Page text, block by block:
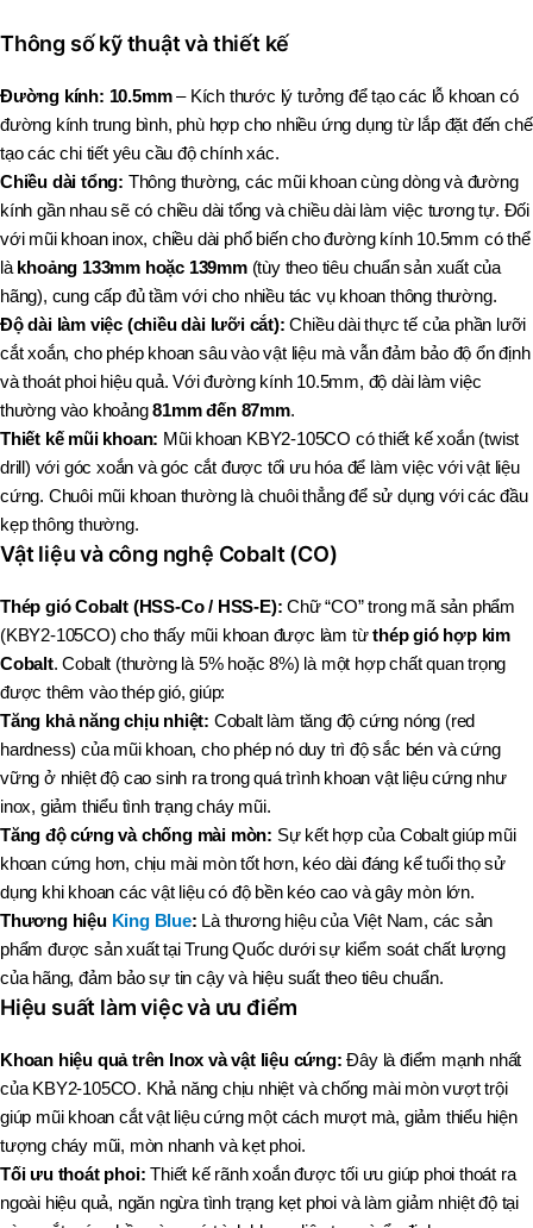
Thông số kỹ thuật và thiết kế
Đường kính: 10.5mm– Kích thước lý tưởng để tạo các lỗ khoan có
đường kính trung bình, phù hợp cho nhiều ứng dụng từ lắp đặt đến chế
tạo các chi tiết yêu cầu độ chính xác.
Chiều dài tổng: Thông thường, các mũi khoan cùng dòng và đường
kính gần nhau sẽ có chiều dài tổng và chiều dài làm việc tương tự. Đối
với mũi khoan inox, chiều dài phổ biến cho đường kính 10.5mm có thể
là khoảng 133mm hoặc 139mm(tùy theo tiêu chuẩn sản xuất của
hãng), cung cấp đủ tầm với cho nhiều tác vụ khoan thông thường.
Độ dài làm việc (chiều dài lưỡi cắt): Chiều dài thực tế của phần lưỡi
cắt xoắn, cho phép khoan sâu vào vật liệu mà vẫn đảm bảo độ ổn định
và thoát phoi hiệu quả. Với đường kính 10.5mm, độ dài làm việc
thường vào khoảng81mm đến 87mm.
Thiết kế mũi khoan: Mũi khoan KBY2-105CO có thiết kế xoắn (twist
drill) với góc xoắn và góc cắt được tối ưu hóa để làm việc với vật liệu
cứng. Chuôi mũi khoan thường là chuôi thẳng để sử dụng với các đầu
kẹp thông thường.
Vật liệu và công nghệ Cobalt (CO)
Thép gió Cobalt (HSS-Co / HSS-E): Chữ “CO” trong mã sản phẩm
(KBY2-105CO) cho thấy mũi khoan được làm từthép gió hợp kim
Cobalt. Cobalt (thường là 5% hoặc 8%) là một hợp chất quan trọng
được thêm vào thép gió, giúp:
Tăng khả năng chịu nhiệt: Cobalt làm tăng độ cứng nóng (red
hardness) của mũi khoan, cho phép nó duy trì độ sắc bén và cứng
vững ở nhiệt độ cao sinh ra trong quá trình khoan vật liệu cứng như
inox, giảm thiểu tình trạng cháy mũi.
Tăng độ cứng và chống mài mòn: Sự kết hợp của Cobalt giúp mũi
khoan cứng hơn, chịu mài mòn tốt hơn, kéo dài đáng kể tuổi thọ sử
dụng khi khoan các vật liệu có độ bền kéo cao và gây mòn lớn.
Thương hiệu King Blue: Là thương hiệu của Việt Nam, các sản
phẩm được sản xuất tại Trung Quốc dưới sự kiểm soát chất lượng
của hãng, đảm bảo sự tin cậy và hiệu suất theo tiêu chuẩn.
Hiệu suất làm việc và ưu điểm
Khoan hiệu quả trên Inox và vật liệu cứng: Đây là điểm mạnh nhất
của KBY2-105CO. Khả năng chịu nhiệt và chống mài mòn vượt trội
giúp mũi khoan cắt vật liệu cứng một cách mượt mà, giảm thiểu hiện
tượng cháy mũi, mòn nhanh và kẹt phoi.
Tối ưu thoát phoi: Thiết kế rãnh xoắn được tối ưu giúp phoi thoát ra
ngoài hiệu quả, ngăn ngừa tình trạng kẹt phoi và làm giảm nhiệt độ tại